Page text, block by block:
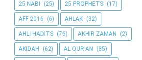
25 NABI (25) 25 PROPHETS (17)
AFF 2016 (6) AHLAK (32)
AHLI HADITS (76) AKHIR ZAMAN (2)
AKIDAH (62) AL QUR'AN (85)